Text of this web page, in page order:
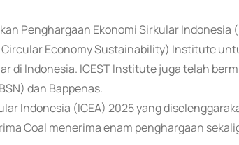
Penghargaan Ekonomi Sirkular Indonesia
Economy Sustainability) Institute
di Indonesia. ICEST Institute juga telah
dan Bappenas.
Indonesia (ICEA) 2025 yang
Coal menerima enam penghargaan